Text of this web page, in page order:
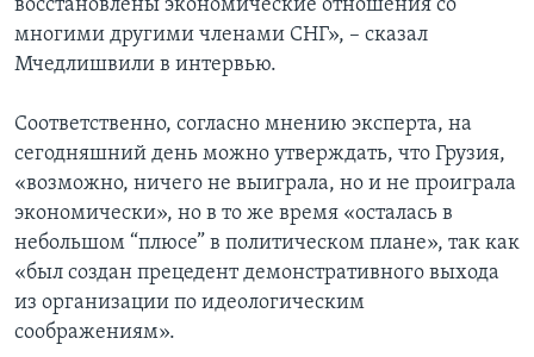
восстановлены экономические отношения со
многими другими членами СНГ», – сказал
Мчедлишвили в интервью.
Соответственно, согласно мнению эксперта, на
сегодняшний день можно утверждать, что Грузия,
«возможно, ничего не выиграла, но и не проиграла
экономически», но в то же время «осталась в
небольшом “плюсе” в политическом плане», так как
«был создан прецедент демонстративного выхода
из организации по идеологическим
соображениям».